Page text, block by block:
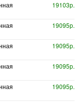
19103р.
19095р.
19095р.
19095р.
19095р.